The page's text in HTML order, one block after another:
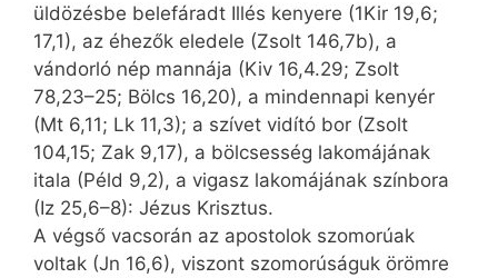
üldözésbe belefáradt Illés kenyere (1Kir 19,6;
17,1), az éhezők eledele (Zsolt 146,7b), a
vándorló nép mannája (Kiv 16,4.29; Zsolt
78,23–25; Bölcs 16,20), a mindennapi kenyér
(Mt 6,11; Lk 11,3); a szívet vidító bor (Zsolt
104,15; Zak 9,17), a bölcsesség lakomájának
itala (Péld 9,2), a vigasz lakomájának színbora
(Iz 25,6–8): Jézus Krisztus.
A végső vacsorán az apostolok szomorúak
voltak (Jn 16,6), viszont szomorúságuk örömre